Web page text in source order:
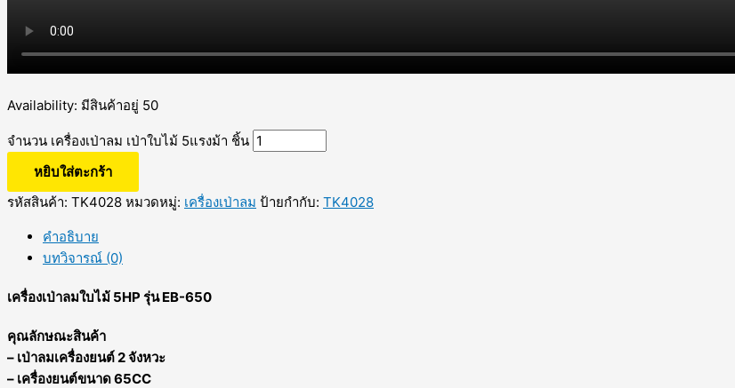
Availability: มีสินค้าอยู่ 50
จำนวน เครื่องเป่าลม เป่าใบไม้ 5แรงม้า ชิ้น
หยิบใส่ตะกร้า
รหัสสินค้า: TK4028 หมวดหมู่: เครื่องเป่าลม ป้ายกำกับ: TK4028
คำอธิบาย
บทวิจารณ์ (0)
เครื่องเป่าลมใบไม้ 5HP รุ่น EB-650
คุณลักษณะสินค้า
– เป่าลมเครื่องยนต์ 2 จังหวะ
– เครื่องยนต์ขนาด 65CC